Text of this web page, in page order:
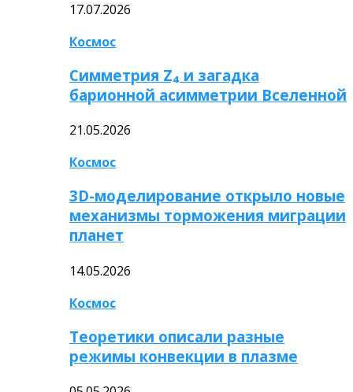
17.07.2026
Космос
Симметрия Z₄ и загадка
барионной асимметрии Вселенной
21.05.2026
Космос
3D-моделирование открыло новые
механизмы торможения миграции
планет
14.05.2026
Космос
Теоретики описали разные
режимы конвекции в плазме